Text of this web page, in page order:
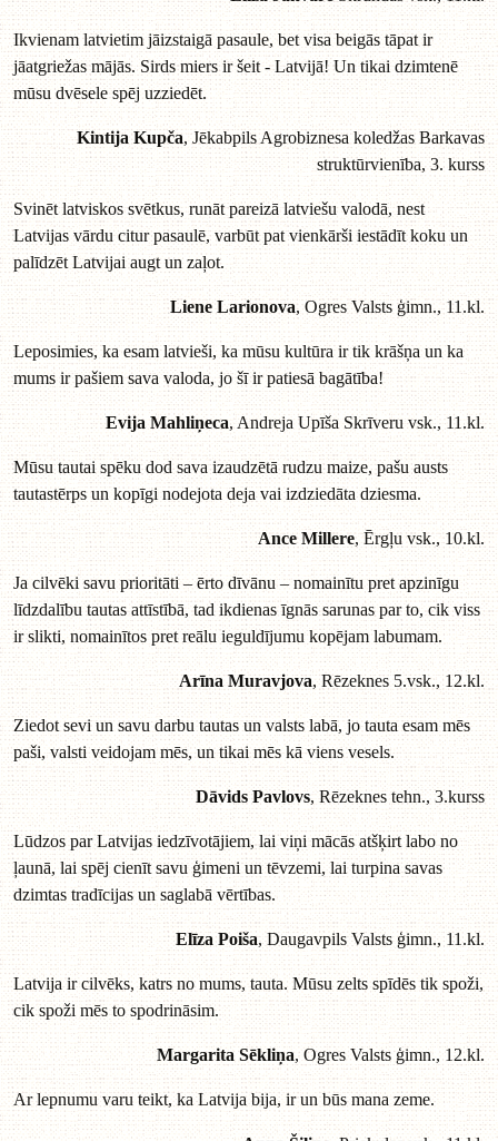
Ikvienam latvietim jāizstaigā pasaule, bet visa beigās tāpat ir
jāatgriežas mājās. Sirds miers ir šeit - Latvijā! Un tikai dzimtenē
mūsu dvēsele spēj uzziedēt.
Kintija Kupča, Jēkabpils Agrobiznesa koledžas Barkavas
struktūrvienība, 3. kurss
Svinēt latviskos svētkus, runāt pareizā latviešu valodā, nest
Latvijas vārdu citur pasaulē, varbūt pat vienkārši iestādīt koku un
palīdzēt Latvijai augt un zaļot.
Liene Larionova, Ogres Valsts ģimn., 11.kl.
Leposimies, ka esam latvieši, ka mūsu kultūra ir tik krāšņa un ka
mums ir pašiem sava valoda, jo šī ir patiesā bagātība!
Evija Mahliņeca, Andreja Upīša Skrīveru vsk., 11.kl.
Mūsu tautai spēku dod sava izaudzētā rudzu maize, pašu austs
tautastērps un kopīgi nodejota deja vai izdziedāta dziesma.
Ance Millere, Ērgļu vsk., 10.kl.
Ja cilvēki savu prioritāti – ērto dīvānu – nomainītu pret apzinīgu
līdzdalību tautas attīstībā, tad ikdienas īgnās sarunas par to, cik viss
ir slikti, nomainītos pret reālu ieguldījumu kopējam labumam.
Arīna Muravjova, Rēzeknes 5.vsk., 12.kl.
Ziedot sevi un savu darbu tautas un valsts labā, jo tauta esam mēs
paši, valsti veidojam mēs, un tikai mēs kā viens vesels.
Dāvids Pavlovs, Rēzeknes tehn., 3.kurss
Lūdzos par Latvijas iedzīvotājiem, lai viņi mācās atšķirt labo no
ļaunā, lai spēj cienīt savu ģimeni un tēvzemi, lai turpina savas
dzimtas tradīcijas un saglabā vērtības.
Elīza Poiša, Daugavpils Valsts ģimn., 11.kl.
Latvija ir cilvēks, katrs no mums, tauta. Mūsu zelts spīdēs tik spoži,
cik spoži mēs to spodrināsim.
Margarita Sēkliņa, Ogres Valsts ģimn., 12.kl.
Ar lepnumu varu teikt, ka Latvija bija, ir un būs mana zeme.